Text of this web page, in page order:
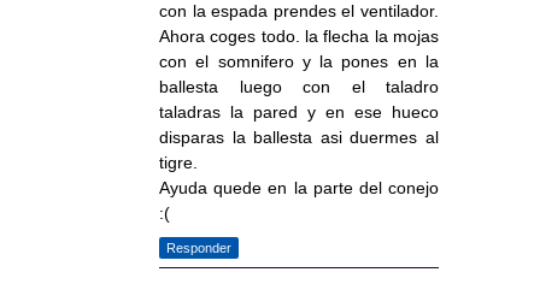
con la espada prendes el ventilador.
Ahora coges todo. la flecha la mojas
con el somnifero y la pones en la
ballesta luego con el taladro
taladras la pared y en ese hueco
disparas la ballesta asi duermes al
tigre.
Ayuda quede en la parte del conejo
:(
Responder